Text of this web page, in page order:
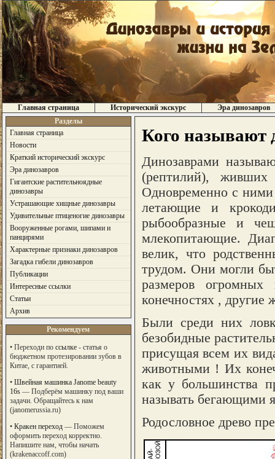
Главная страница Исторический экскурс
Эра динозавров
Разделы
Главная страница
Новости
Краткий исторический экскурс
Эра динозавров
Гигантские растительноядные
динозавры
Устрашающие хищные динозавры
Удивительные птиценогие динозавры
Вооруженные рогами, шипами и
панцирями
Характерные признаки динозавров
Загадка гибели динозавров
Публикации
Интересные ссылки
Статьи
Архив
Рекомендуем
• Переходи по ссылке- статья о
бюджетном протезировании зубов в
Китае, с гарантией.
• Швейная машинка Janome beauty
16s— Подберём машинку под ваши
задачи. Обращайтесь к нам
(janomerussia.ru)
• Кракен переход— Поможем
оформить переход корректно.
Напишите нам, чтобы начать
(krakenaccoff.com)
Кого называют
Динозаврами
(рептилий),
Одновременно с
летающие и
рыбообразные и
млекопитающие.
велик, что
трудом. Они могли
размеров
конечностях , другие
Были среди них
безобидные
присущая всем их
животными ! Их
как у большинства
называть бегающими
Родословное древо